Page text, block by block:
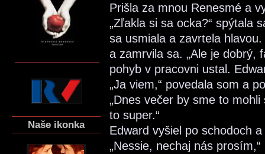
Naše ikonka
Prišla za mnou Renesmé a
„Zľakla si sa ocka?“ spýtala
sa usmiala a zavrtela
a zamrvila sa. „Ale je dobrý,
pohyb v pracovni ustal.
„Ja viem,“ povedala som a
„Dnes večer by sme to
to super.“
Edward vyšiel po schodoch
„Nessie, nechaj nás